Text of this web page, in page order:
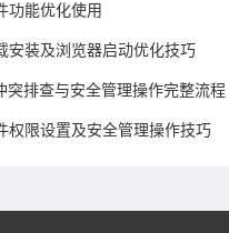
功能优化使用
安装及浏览器启动优化技巧
突排查与安全管理操作完整流程
权限设置及安全管理操作技巧